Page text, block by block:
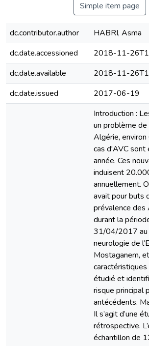
Simple item page
dc.contributor.author
HABRI, Asma
dc.date.accessioned
2018-11-
dc.date.available
2018-11-
dc.date.issued
2017-06-19
Introduction :
un problème
Algérie,
cas d'AVC sont
année. Ces
induisent
annuellement.
avait pour buts
prévalence des
durant la
31/04/2017 au
neurologie de
Mostaganem,
caractéristiques
étudié et
risque principal
antécédents.
Il s’agit d’une
rétrospective.
échantillon de